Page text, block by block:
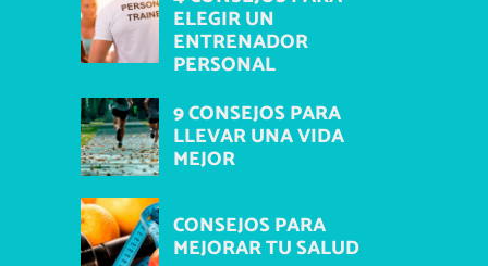
ELEGIR UN
ENTRENADOR
PERSONAL
9 CONSEJOS PARA
LLEVAR UNA VIDA
MEJOR
CONSEJOS PARA
MEJORAR TU SALUD